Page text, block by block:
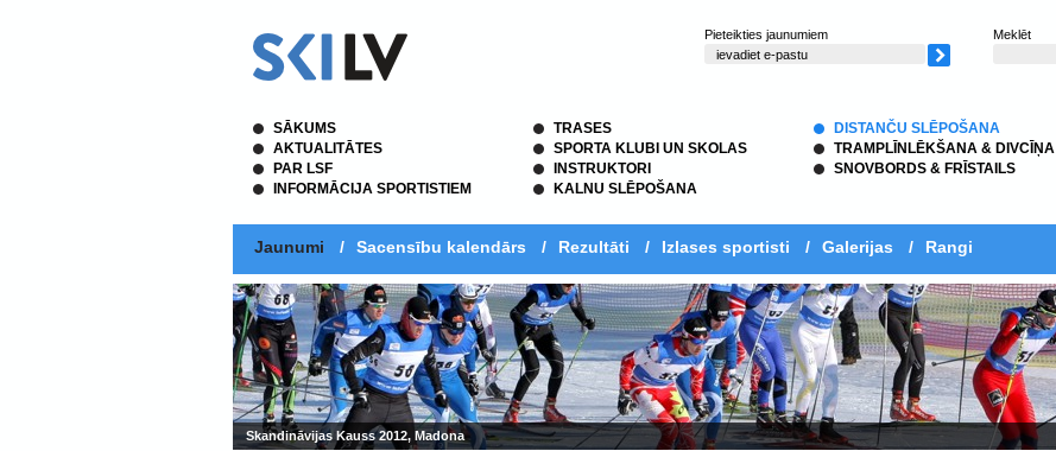
Pieteikties jaunumiem Meklēt
SĀKUMS
AKTUALITĀTES
PAR LSF
INFORMĀCIJA SPORTISTIEM
TRASES
SPORTA KLUBI UN SKOLAS
INSTRUKTORI
KALNU SLĒPOŠANA
DISTANČU SLĒPOŠANA
TRAMPLĪNLĒKŠANA & DIVCĪŅA
SNOVBORDS & FRĪSTAILS
Jaunumi / Sacensību kalendārs / Rezultāti / Izlases sportisti / Galerijas / Rangi
Skandināvijas Kauss 2012, Madona